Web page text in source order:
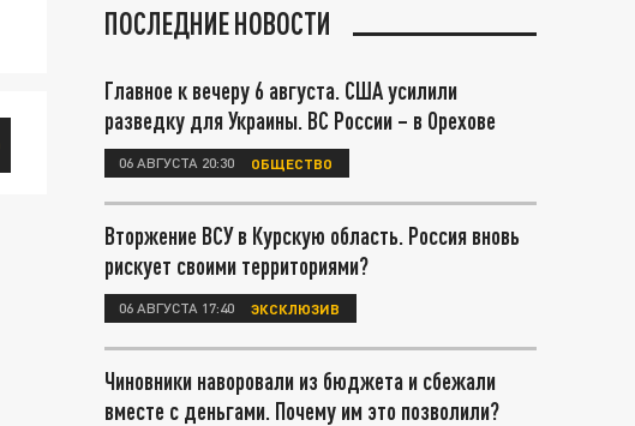
ПОСЛЕДНИЕ НОВОСТИ
Главное к вечеру 6 августа. США усилили
разведку для Украины. ВС России – в Орехове
06 АВГУСТА 20:30 ОБЩЕСТВО
Вторжение ВСУ в Курскую область. Россия вновь
рискует своими территориями?
06 АВГУСТА 17:40 ЭКСКЛЮЗИВ
Чиновники наворовали из бюджета и сбежали
вместе с деньгами. Почему им это позволили?